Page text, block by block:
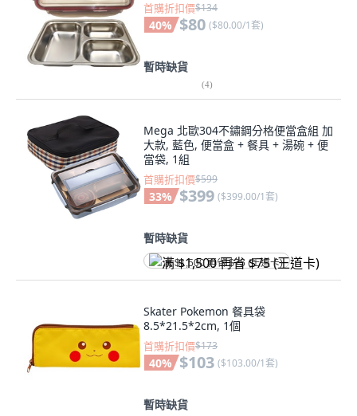
首購折扣價$134
40% $80 ($80.00/1套)
暫時缺貨
(4)
Mega 北歐304不鏽鋼分格便當盒組 加
大款, 藍色, 便當盒 + 餐具 + 湯碗 + 便
當袋, 1組
首購折扣價$599
33% $399 ($399.00/1套)
暫時缺貨
满 $1,500 再省 $75 (王道卡)
Skater Pokemon 餐具袋
8.5*21.5*2cm, 1個
首購折扣價$173
40% $103 ($103.00/1套)
暫時缺貨